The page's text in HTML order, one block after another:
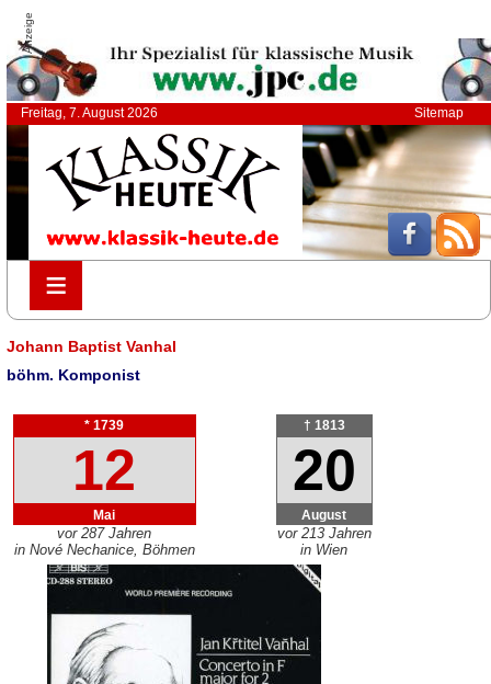
Anzeige
Freitag, 7. August 2026 Sitemap
≡
≡
Johann Baptist Vanhal
böhm. Komponist
* 1739
12
Mai
vor 287 Jahren
in Nové Nechanice, Böhmen
† 1813
20
August
vor 213 Jahren
in Wien